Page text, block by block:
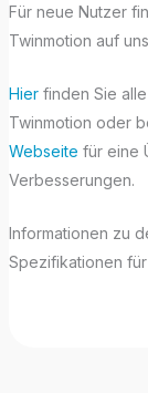
Für neue Nutzer
Twinmotion auf
Hier finden Sie
Twinmotion oder
Webseite für eine
Verbesserungen.
Informationen zu
Spezifikationen